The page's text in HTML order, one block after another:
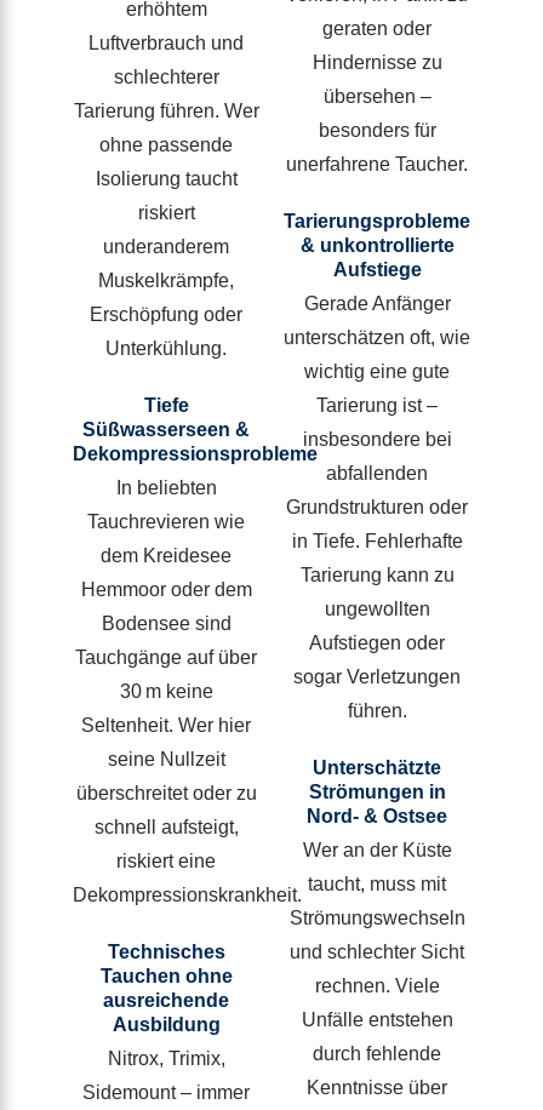
erhöhtem
Luftverbrauch und
schlechterer
Tarierung führen. Wer
ohne passende
Isolierung taucht
riskiert
underanderem
Muskelkrämpfe,
Erschöpfung oder
Unterkühlung.
Tiefe
Süßwasserseen &
Dekompressionsprobleme
In beliebten
Tauchrevieren wie
dem Kreidesee
Hemmoor oder dem
Bodensee sind
Tauchgänge auf über
30 m keine
Seltenheit. Wer hier
seine Nullzeit
überschreitet oder zu
schnell aufsteigt,
riskiert eine
Dekompressionskrankheit.
Technisches
Tauchen ohne
ausreichende
Ausbildung
Nitrox, Trimix,
Sidemount – immer
geraten oder
Hindernisse zu
übersehen –
besonders für
unerfahrene Taucher.
Tarierungsprobleme
& unkontrollierte
Aufstiege
Gerade Anfänger
unterschätzen oft, wie
wichtig eine gute
Tarierung ist –
insbesondere bei
abfallenden
Grundstrukturen oder
in Tiefe. Fehlerhafte
Tarierung kann zu
ungewollten
Aufstiegen oder
sogar Verletzungen
führen.
Unterschätzte
Strömungen in
Nord- & Ostsee
Wer an der Küste
taucht, muss mit
Strömungswechseln
und schlechter Sicht
rechnen. Viele
Unfälle entstehen
durch fehlende
Kenntnisse über